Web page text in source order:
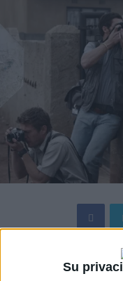
Su
Y siguiendo con los
The